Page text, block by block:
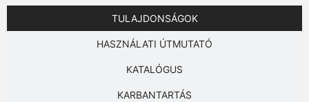
TULAJDONSÁGOK
HASZNÁLATI ÚTMUTATÓ
KATALÓGUS
KARBANTARTÁS